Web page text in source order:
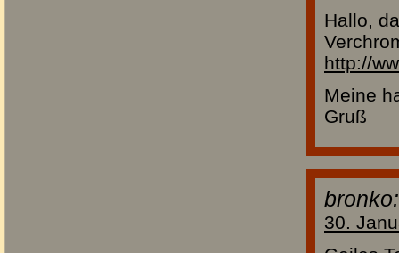
Hallo,
http://
Meine
Gruß
bronko:
30.